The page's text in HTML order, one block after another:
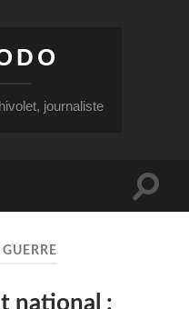
journaliste
Toggle
GUERRE
national :